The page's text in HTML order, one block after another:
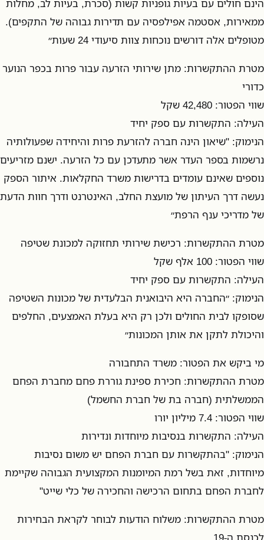
הינם חולים עם בעיות גופניות קשות (סכרת, בעיות לב, מחלות
ממאירות, אסטמה אפילפסיה עם תדירות גבוהה של התקפים).
מטופלים אלה דורשים נוכחות צוות סיעודי 24 שעות״
מטרת ההתקשרות: מתן שירותי הזרעה עבור פרות בכפר הנוער
כדורי
שווי הפטור: 42,480 שקל
העילה: התקשרות עם ספק יחיד
הנימוק: "שיאון הינה חברה להזרעת פרות והיחידה שפעולותיה
נרשמות בספר העדר אשר מתעדכן עם כל הזרעה. ישנם מזריעים
נוספים שאינם עומדים בדרישות משרד החקלאות. איתור הספק
נעשה דרך העיתון של מועצת החלב, האינטרנט ודרך חוות הדעת
של מדריכי ענף הרפת״
מטרת ההתקשרות: רכישת שירותי תחזוקה למכונת שטיפה
שווי הפטור: 100 אלף שקל
העילה: התקשרות עם ספק יחיד
הנימוק: ״החברה היא היבואנית הבלעדית של מכונות השטיפה
שסופקו לבית החולים ולכן רק היא בעלת האמצעים, החלפים
והיכולת לתקן את אותן המכונות״
מי ביקש את הפטור: משרד התחבורה
מטרת ההתקשרות: חכירת ספינת גוררת פחם מחברת הפחם
הממשלתית (חברה בת של חברת החשמל)
שווי הפטור: 7.4 מיליון יורו
העילה: התקשרות בנסיבות מיוחדות ונדירות
הנימוק: "בהתקשרות עם חברת הפחם יש משום נסיבות
מיוחדות, זאת בשל רמת המיומנות המקצועית הגבוהה שקיימת
לחברת הפחם בתחום הרכישה והחכירה של כלי שייט"
מטרת ההתקשרות: משלוח הודעות לבוחר לקראת הבחירות